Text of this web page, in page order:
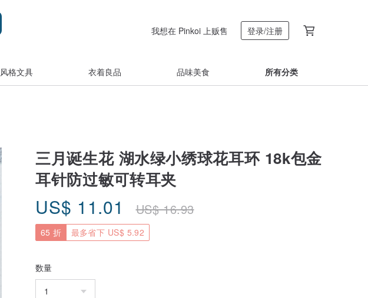
我想在 Pinkoi 上贩售 登录/注册
风格文具 衣着良品 品味美食 所有分类
三月诞生花 湖水绿小绣球花耳环 18k包金
耳针防过敏可转耳夹
US$ 11.01 US$16.93
65 折 最多省下 US$ 5.92
数量